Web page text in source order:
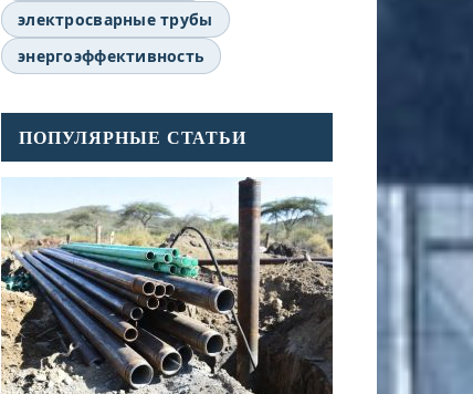
электросварные трубы
энергоэффективность
ПОПУЛЯРНЫЕ СТАТЬИ